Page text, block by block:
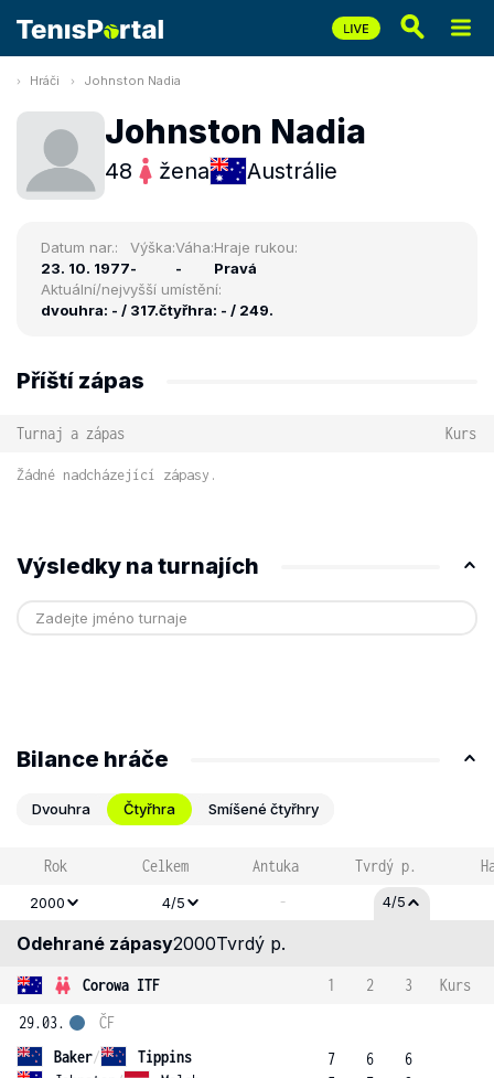
Hráči Johnston Nadia
Johnston Nadia
48 žena Austrálie
Datum nar.:
23. 10. 1977
Výška:
-
Váha:
-
Hraje rukou:
Pravá
Aktuální/nejvyšší umístění:
dvouhra: - / 317.čtyřhra: - / 249.
Příští zápas
Turnaj a zápas Kurs
Žádné nadcházející zápasy.
Výsledky na turnajích
Bilance hráče
Dvouhra Čtyřhra Smíšené čtyřhry
Rok Celkem Antuka Tvrdý p.
2000 4/5 - 4/5
Odehrané zápasy2000Tvrdý p.
Corowa ITF 1 2 3
Kurs
29.03.
Baker/
Tippins
ČF
7
6
6